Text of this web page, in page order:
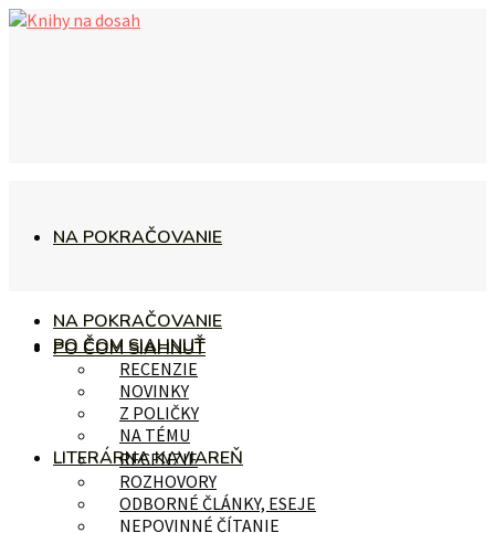
NA POKRAČOVANIE
PO ČOM SIAHNUŤ
RECENZIE
NA POKRAČOVANIE
PO ČOM SIAHNUŤ
RECENZIE
NOVINKY
Z POLIČKY
NA TÉMU
LITERÁRNA KAVIAREŇ
ROZHOVORY
ODBORNÉ ČLÁNKY, ESEJE
NEPOVINNÉ ČÍTANIE